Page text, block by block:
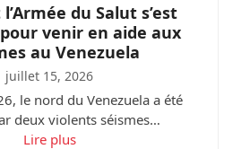
du Salut s’est
venir en aide aux
au Venezuela
juillet 15, 2026
le nord du Venezuela a été
deux violents séismes…
Lire plus